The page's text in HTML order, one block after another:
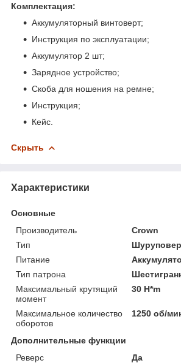
Комплектация:
Аккумуляторный винтоверт;
Инструкция по эксплуатации;
Аккумулятор 2 шт;
Зарядное устройство;
Скоба для ношения на ремне;
Инструкция;
Кейс.
Скрыть
Характеристики
Основные
Производитель
Crown
Тип
Питание
Тип патрона
Максимальный крутящий
момент
30 H*m
Максимальное количество
оборотов
1250 об/
Дополнительные функции
Реверс
Да